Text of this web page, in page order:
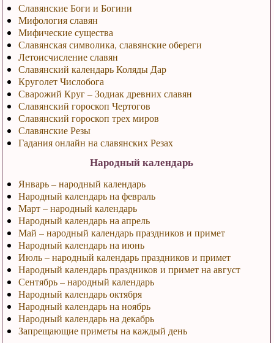
Славянские Боги и Богини
Мифология славян
Мифические существа
Славянская символика, славянские обереги
Летоисчисление славян
Славянский календарь Коляды Дар
Круголет Числобога
Сварожий Круг – Зодиак древних славян
Славянский гороскоп Чертогов
Славянский гороскоп трех миров
Славянские Резы
Гадания онлайн на славянских Резах
Народный календарь
Январь – народный календарь
Народный календарь на февраль
Март – народный календарь
Народный календарь на апрель
Май – народный календарь праздников и примет
Народный календарь на июнь
Июль – народный календарь праздников и примет
Народный календарь праздников и примет на август
Сентябрь – народный календарь
Народный календарь октября
Народный календарь на ноябрь
Народный календарь на декабрь
Запрещающие приметы на каждый день